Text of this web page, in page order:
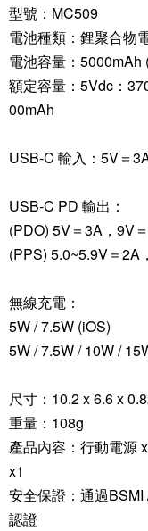
型號：MC509
電池種類：鋰聚合物
電池容量：5000mAh
額定容量：5Vdc：
00mAh
USB-C 輸入：5V＝
USB-C PD 輸出：
(PDO) 5V＝3A，9V
(PPS) 5.0~5.9V＝2A
無線充電：
5W / 7.5W (iOS)
5W / 7.5W / 10W /
尺寸：10.2 x 6.6 x
重量：108g
產品內容：行動電源
x1
安全保證：通過
認證